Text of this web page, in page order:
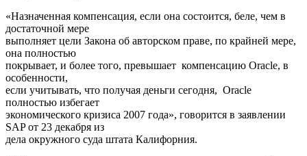
«Назначенная компенсация, если она состоится, беле, чем в
достаточной мере
выполняет цели Закона об авторском праве, по крайней мере,
она полностью
покрывает, и более того, превышает компенсацию Oracle, в
особенности,
если учитывать, что получая деньги сегодня, Oracle
полностью избегает
экономического кризиса 2007 года», говорится в заявлении
SAP от 23 декабря из
дела окружного суда штата Калифорния.